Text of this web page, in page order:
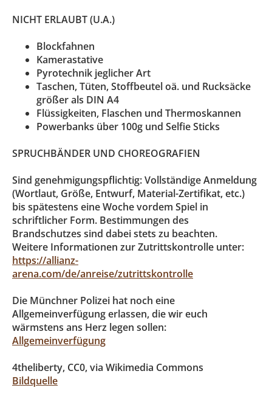
NICHT ERLAUBT (U.A.)
Blockfahnen
Kamerastative
Pyrotechnik jeglicher Art
Taschen, Tüten, Stoffbeutel oä. und Rucksäcke
größer als DIN A4
Flüssigkeiten, Flaschen und Thermoskannen
Powerbanks über 100g und Selfie Sticks
SPRUCHBÄNDER UND CHOREOGRAFIEN
Sind genehmigungspflichtig: Vollständige Anmeldung
(Wortlaut, Größe, Entwurf, Material-Zertifikat, etc.)
bis spätestens eine Woche vordem Spiel in
schriftlicher Form. Bestimmungen des
Brandschutzes sind dabei stets zu beachten.
Weitere Informationen zur Zutrittskontrolle unter:
https://allianz-
arena.com/de/anreise/zutrittskontrolle
Die Münchner Polizei hat noch eine
Allgemeinverfügung erlassen, die wir euch
wärmstens ans Herz legen sollen:
Allgemeinverfügung
4theliberty, CC0, via Wikimedia Commons
Bildquelle